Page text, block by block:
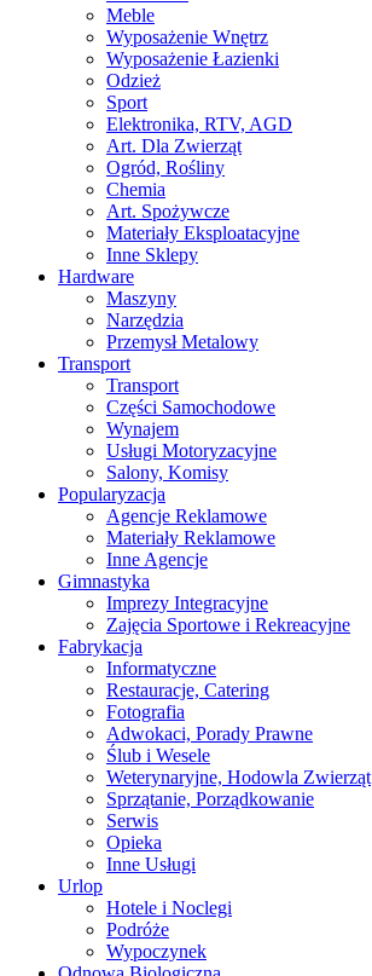
Meble
Wyposażenie Wnętrz
Wyposażenie Łazienki
Odzież
Sport
Elektronika, RTV, AGD
Art. Dla Zwierząt
Ogród, Rośliny
Chemia
Art. Spożywcze
Materiały Eksploatacyjne
Inne Sklepy
Hardware
Maszyny
Narzędzia
Przemysł Metalowy
Transport
Transport
Części Samochodowe
Wynajem
Usługi Motoryzacyjne
Salony, Komisy
Popularyzacja
Agencje Reklamowe
Materiały Reklamowe
Inne Agencje
Gimnastyka
Imprezy Integracyjne
Zajęcia Sportowe i Rekreacyjne
Fabrykacja
Informatyczne
Restauracje, Catering
Fotografia
Adwokaci, Porady Prawne
Ślub i Wesele
Weterynaryjne, Hodowla Zwierząt
Sprzątanie, Porządkowanie
Serwis
Opieka
Inne Usługi
Urlop
Hotele i Noclegi
Podróże
Wypoczynek